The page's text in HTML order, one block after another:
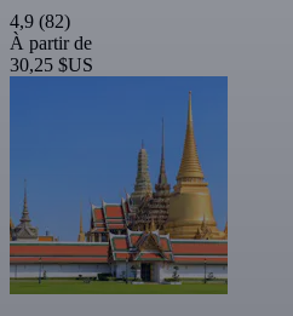
4,9 (82)
À partir de
30,25 $US